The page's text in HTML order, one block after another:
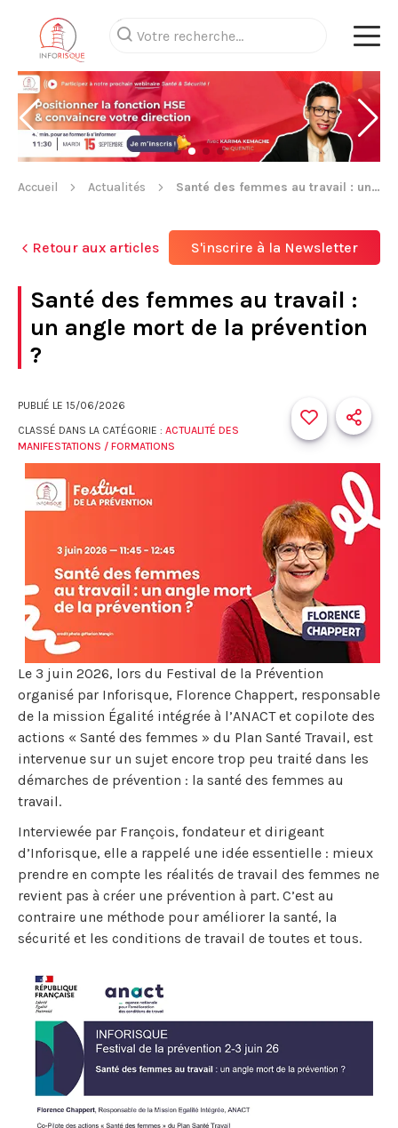
Accueil Actualités Santé des femmes au travail : un angle mort de la prévention ?
Retour aux articles S'inscrire à la Newsletter
Santé des femmes au travail :
un angle mort de la prévention
?
PUBLIÉ LE 15/06/2026
CLASSÉ DANS LA CATÉGORIE : ACTUALITÉ DES
MANIFESTATIONS / FORMATIONS
Le 3 juin 2026, lors du Festival de la Prévention
organisé par Inforisque, Florence Chappert, responsable
de la mission Égalité intégrée à l’ANACT et copilote des
actions « Santé des femmes » du Plan Santé Travail, est
intervenue sur un sujet encore trop peu traité dans les
démarches de prévention : la santé des femmes au
travail.
Interviewée par François, fondateur et dirigeant
d’Inforisque, elle a rappelé une idée essentielle : mieux
prendre en compte les réalités de travail des femmes ne
revient pas à créer une prévention à part. C’est au
contraire une méthode pour améliorer la santé, la
sécurité et les conditions de travail de toutes et tous.